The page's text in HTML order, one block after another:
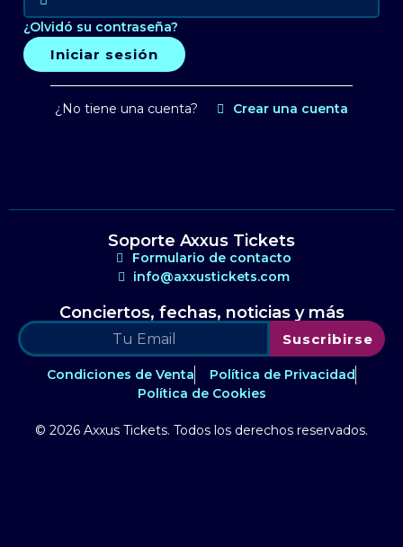
¿Olvidó su contraseña?
Iniciar sesión
¿No tiene una cuenta? Crear una cuenta
Soporte Axxus Tickets
Formulario de contacto
info@axxustickets.com
Conciertos, fechas, noticias y más
Suscribirse
Condiciones de Venta
Política de Privacidad
Política de Cookies
© 2026 Axxus Tickets. Todos los derechos reservados.